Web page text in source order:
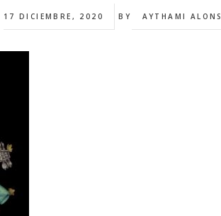
17 DICIEMBRE, 2020 BY AYTHAMI